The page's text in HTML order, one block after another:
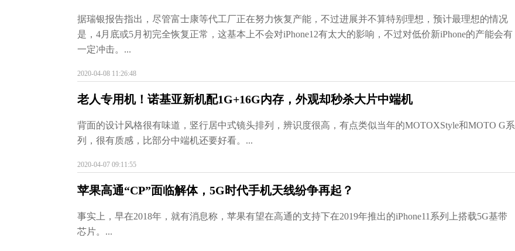
据瑞银报告指出，尽管富士康等代工厂正在努力恢复产能，不过进展并不算特别理想，预计最理想的情况
是，4月底或5月初完全恢复正常，这基本上不会对iPhone12有太大的影响，不过对低价新iPhone的产能会有
一定冲击。...
2020-04-08 11:26:48
老人专用机！诺基亚新机配1G+16G内存，外观却秒杀大片中端机
背面的设计风格很有味道，竖行居中式镜头排列，辨识度很高，有点类似当年的MOTOXStyle和MOTO G系
列，很有质感，比部分中端机还要好看。...
2020-04-07 09:11:55
苹果高通“CP”面临解体，5G时代手机天线纷争再起？
事实上，早在2018年，就有消息称，苹果有望在高通的支持下在2019年推出的iPhone11系列上搭载5G基带
芯片。...